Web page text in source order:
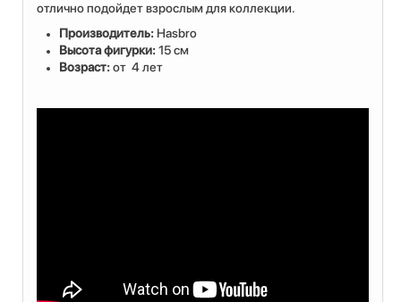
отлично подойдет взрослым для коллекции.
Производитель: Hasbro
Высота фигурки:15 см
Возраст:от 4 лет